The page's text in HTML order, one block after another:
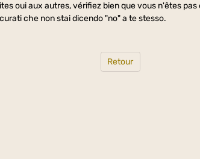
oui aux autres, vérifiez bien que vous n'êtes
che non stai dicendo "no" a te stesso.
Retour